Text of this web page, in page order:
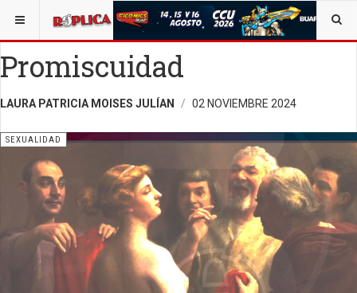
ESTÁ AQUÍ: SALUD SALUD Y ORIENTACIÓN
Promiscuidad
LAURA PATRICIA MOISES JULÍAN 02 NOVIEMBRE 2024
SEXUALIDAD